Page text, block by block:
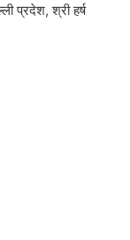
प्रदेश, श्री हर्ष